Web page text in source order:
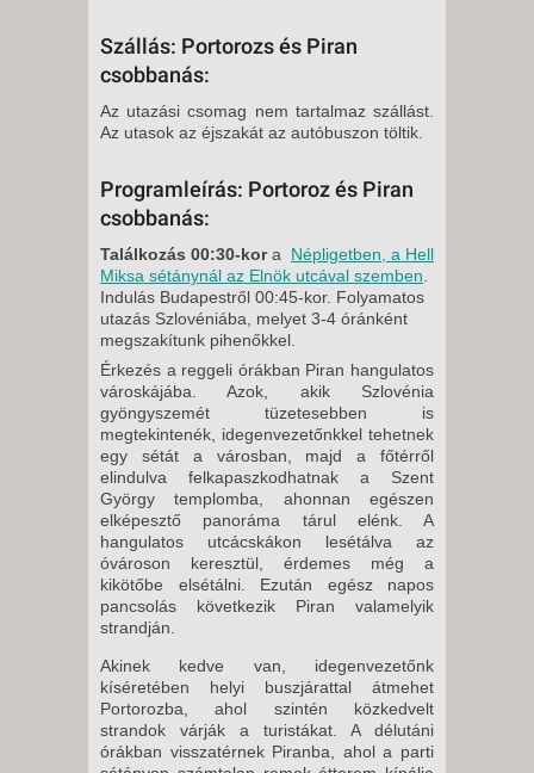
Szállás: Portorozs és Piran
csobbanás:
Az utazási csomag nem tartalmaz szállást.
Az utasok az éjszakát az autóbuszon töltik.
Programleírás: Portoroz és Piran
csobbanás:
Találkozás 00:30-kora Népligetben, a Hell
Miksa sétánynál az Elnök utcával szemben
Indulás Budapestről 00:45-kor. Folyamatos
utazás Szlovéniába, melyet 3-4 óránként
megszakítunk pihenőkkel.
Érkezés a reggeli órákban Piran hangulatos
városkájába. Azok, akik Szlovénia
gyöngyszemét tüzetesebben is
megtekintenék, idegenvezetőnkkel tehetnek
egy sétát a városban, majd a főtérről
elindulva felkapaszkodhatnak a Szent
György templomba, ahonnan egészen
elképesztő panoráma tárul elénk. A
hangulatos utcácskákon lesétálva az
óvároson keresztül, érdemes még a
kikötőbe elsétálni. Ezután egész napos
pancsolás következik Piran valamelyik
strandján.
Akinek kedve van, idegenvezetőnk
kíséretében helyi buszjárattal átmehet
Portorozba, ahol szintén közkedvelt
strandok várják a turistákat. A délutáni
órákban visszatérnek Piranba, ahol a parti